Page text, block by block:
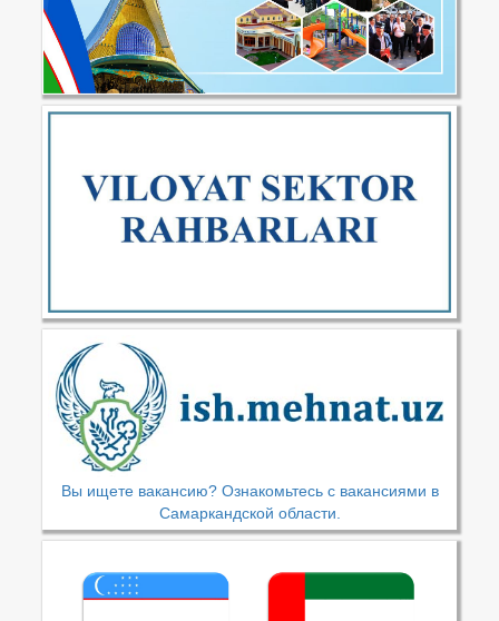
Вы ищете вакансию? Ознакомьтесь с вакансиями в
Самаркандской области.